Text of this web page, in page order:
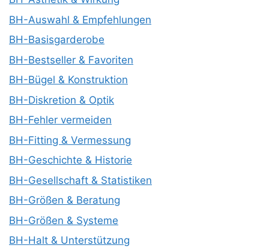
BH-Auswahl & Empfehlungen
BH-Basisgarderobe
BH-Bestseller & Favoriten
BH-Bügel & Konstruktion
BH-Diskretion & Optik
BH-Fehler vermeiden
BH-Fitting & Vermessung
BH-Geschichte & Historie
BH-Gesellschaft & Statistiken
BH-Größen & Beratung
BH-Größen & Systeme
BH-Halt & Unterstützung